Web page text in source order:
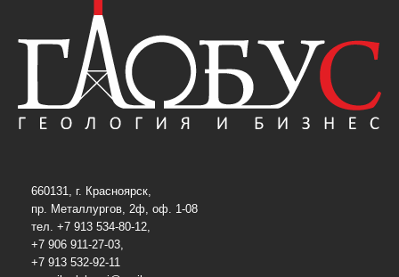
660131, г. Красноярск,
пр. Металлургов, 2ф, оф. 1-08
тел. +7 913 534-80-12,
+7 906 911-27-03,
+7 913 532-92-11